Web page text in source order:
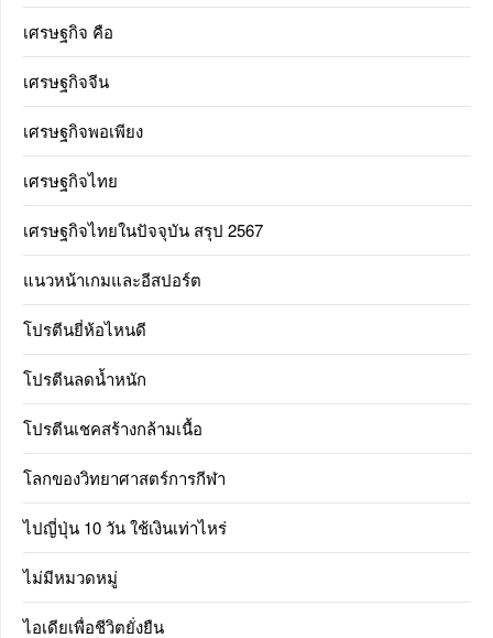
เศรษฐกิจ คือ
เศรษฐกิจจีน
เศรษฐกิจพอเพียง
เศรษฐกิจไทย
เศรษฐกิจไทยในปัจจุบัน สรุป 2567
แนวหน้าเกมและอีสปอร์ต
โปรตีนยี่ห้อไหนดี
โปรตีนลดน้ำหนัก
โปรตีนเชคสร้างกล้ามเนื้อ
โลกของวิทยาศาสตร์การกีฬา
ไปญี่ปุ่น 10 วัน ใช้เงินเท่าไหร่
ไม่มีหมวดหมู่
ไอเดียเพื่อชีวิตยั่งยืน